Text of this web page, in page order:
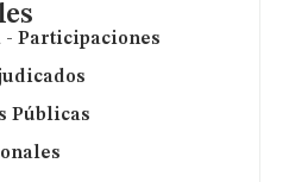
Participaciones
Públicas